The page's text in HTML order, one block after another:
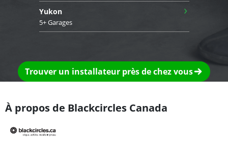
Yukon
5+ Garages
›
Trouver un installateur près de chez vous
À propos de Blackcircles Canada